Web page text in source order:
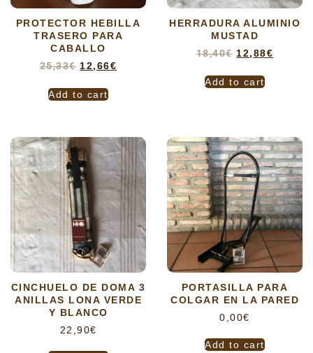
PROTECTOR HEBILLA
TRASERO PARA
CABALLO
25,33€ 12,66€
Add to cart
HERRADURA ALUMINIO
MUSTAD
18,40€ 12,88€
Add to cart
CINCHUELO DE DOMA 3
ANILLAS LONA VERDE
Y BLANCO
22,90€
PORTASILLA PARA
COLGAR EN LA PARED
0,00€
Add to cart